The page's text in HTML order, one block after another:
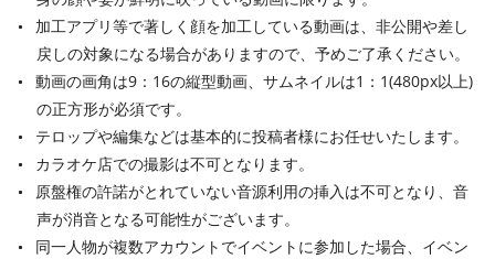
加工アプリ等で著しく顔を加工している動画は、非公開や差し
戻しの対象になる場合がありますので、予めご了承ください。
動画の画角は9：16の縦型動画、サムネイルは1：1(480px以上)
の正方形が必須です。
テロップや編集などは基本的に投稿者様にお任せいたします。
カラオケ店での撮影は不可となります。
原盤権の許諾がとれていない音源利用の挿入は不可となり、音
声が消音となる可能性がございます。
同一人物が複数アカウントでイベントに参加した場合、イベン